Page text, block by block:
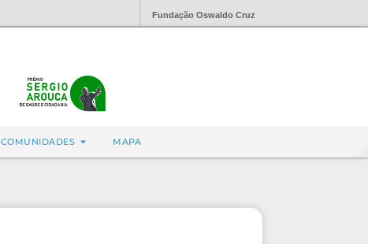
Fundação Oswaldo Cruz
COMUNIDADES MAPA